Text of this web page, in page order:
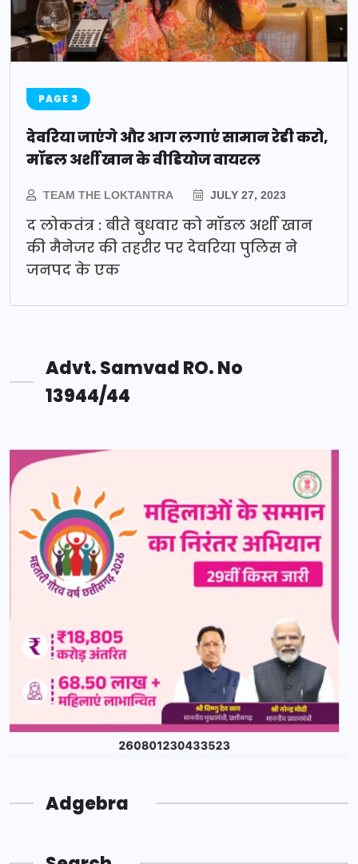
PAGE 3
देवरिया जाएंगे और आग लगाएं सामान रेडी करो,
मॉडल अर्शी खान के वीडियोज वायरल
TEAM THE LOKTANTRA JULY 27, 2023
द लोकतंत्र : बीते बुधवार को मॉडल अर्शी खान
की मैनेजर की तहरीर पर देवरिया पुलिस ने
जनपद के एक
Advt. Samvad RO. No
13944/44
Adgebra